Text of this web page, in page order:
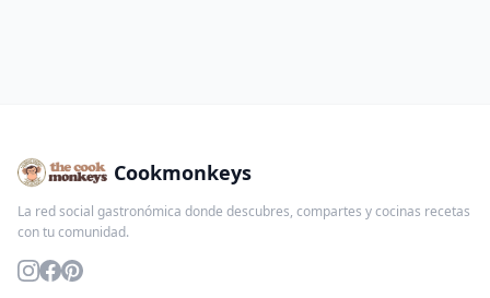
Cookmonkeys
La red social gastronómica donde descubres, compartes y cocinas recetas
con tu comunidad.